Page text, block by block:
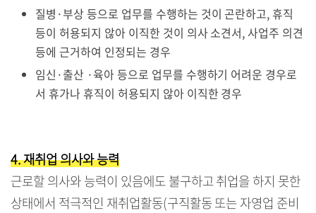
질병·부상 등으로 업무를 수행하는 것이 곤란하고, 휴직
등이 허용되지 않아 이직한 것이 의사 소견서, 사업주 의견
등에 근거하여 인정되는 경우
임신·출산 ·육아 등으로 업무를 수행하기 어려운 경우로
서 휴가나 휴직이 허용되지 않아 이직한 경우
4. 재취업 의사와 능력
근로할 의사와 능력이 있음에도 불구하고 취업을 하지 못한
상태에서 적극적인 재취업활동(구직활동 또는 자영업 준비